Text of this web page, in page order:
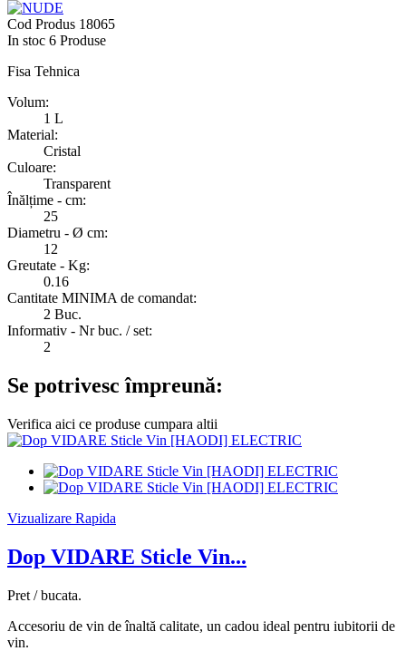
Cod Produs 18065
In stoc 6 Produse
Fisa Tehnica
Volum:
1 L
Material:
Cristal
Culoare:
Transparent
Înălțime - cm:
25
Diametru - Ø cm:
12
Greutate - Kg:
0.16
Cantitate MINIMA de comandat:
2 Buc.
Informativ - Nr buc. / set:
2
Se potrivesc împreună:
Verifica aici ce produse cumpara altii
Vizualizare Rapida
Dop VIDARE Sticle Vin...
Pret / bucata.
Accesoriu de vin de înaltă calitate, un cadou ideal pentru iubitorii de
vin.